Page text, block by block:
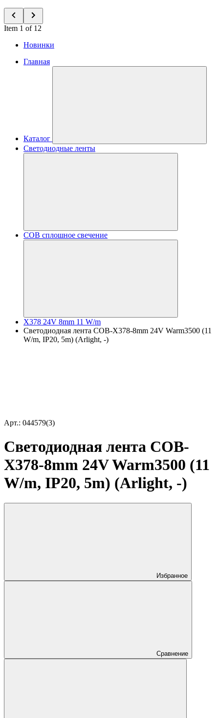
Item 1 of 12
Новинки
Главная
Каталог
Светодиодные ленты
COB сплошное свечение
X378 24V 8mm 11 W/m
Светодиодная лента COB-X378-8mm 24V Warm3500 (11
W/m, IP20, 5m) (Arlight, -)
Арт.: 044579(3)
Светодиодная лента COB-
X378-8mm 24V Warm3500 (11
W/m, IP20, 5m) (Arlight, -)
Избранное
Сравнение